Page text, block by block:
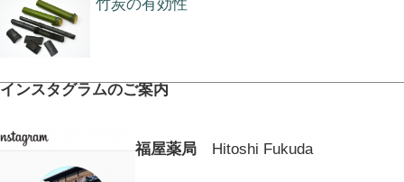
竹炭の有効性
インスタグラムのご案内
福屋薬局 Hitoshi Fukuda